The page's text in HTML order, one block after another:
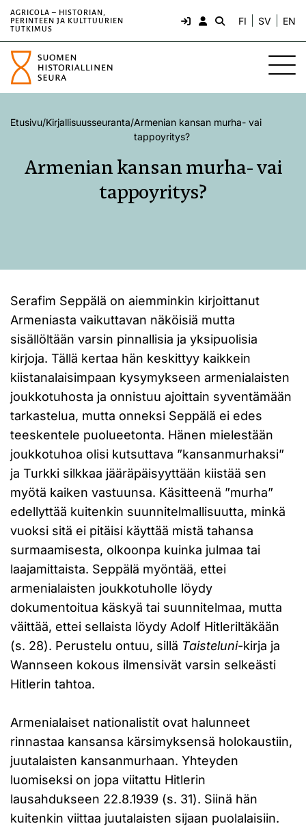
AGRICOLA – HISTORIAN,
PERINTEEN JA KULTTUURIEN
TUTKIMUS
FI SV EN
Etusivu/Kirjallisuusseuranta/Armenian kansan murha- vai
tappoyritys?
Armenian kansan murha- vai
tappoyritys?
Serafim Seppälä on aiemminkin kirjoittanut
Armeniasta vaikuttavan näköisiä mutta
sisällöltään varsin pinnallisia ja yksipuolisia
kirjoja. Tällä kertaa hän keskittyy kaikkein
kiistanalaisimpaan kysymykseen armenialaisten
joukkotuhosta ja onnistuu ajoittain syventämään
tarkastelua, mutta onneksi Seppälä ei edes
teeskentele puolueetonta. Hänen mielestään
joukkotuhoa olisi kutsuttava ”kansanmurhaksi”
ja Turkki silkkaa jääräpäisyyttään kiistää sen
myötä kaiken vastuunsa. Käsitteenä ”murha”
edellyttää kuitenkin suunnitelmallisuutta, minkä
vuoksi sitä ei pitäisi käyttää mistä tahansa
surmaamisesta, olkoonpa kuinka julmaa tai
laajamittaista. Seppälä myöntää, ettei
armenialaisten joukkotuholle löydy
dokumentoitua käskyä tai suunnitelmaa, mutta
väittää, ettei sellaista löydy Adolf Hitleriltäkään
(s. 28). Perustelu ontuu, sillä Taisteluni-kirja ja
Wannseen kokous ilmensivät varsin selkeästi
Hitlerin tahtoa.
Armenialaiset nationalistit ovat halunneet
rinnastaa kansansa kärsimyksensä holokaustiin,
juutalaisten kansanmurhaan. Yhteyden
luomiseksi on jopa viitattu Hitlerin
lausahdukseen 22.8.1939 (s. 31). Siinä hän
kuitenkin viittaa juutalaisten sijaan puolalaisiin.